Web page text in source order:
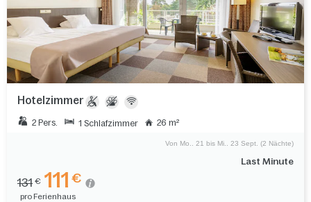
Hotelzimmer
2 Pers. 1 Schlafzimmer 26 m²
Last Minute
Von Mo.. 21 bis Mi.. 23 Sept. (2 Nächte)
131 € 111 €
pro Ferienhaus